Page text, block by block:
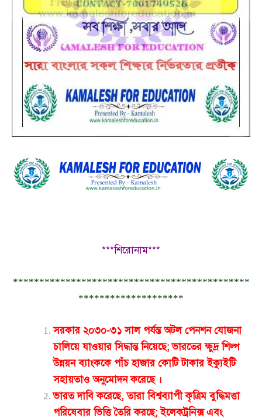
***শিরোনাম***
*********************************************
********************
সরকার ২০৩০-৩১ সাল পর্যন্ত অটল পেনশন যোজনা
চালিয়ে যাওয়ার সিদ্ধান্ত নিয়েছে; ভারতের ক্ষুদ্র শিল্প
উন্নয়ন ব্যাংককে পাঁচ হাজার কোটি টাকার ইক্যুইটি
সহায়তাও অনুমোদন করেছে ।
ভারত দাবি করেছে, তারা বিশ্বব্যাপী কৃত্রিম বুদ্ধিমত্তা
পরিষেবার ভিত্তি তৈরি করছে; ইলেকট্রনিক্স এবং